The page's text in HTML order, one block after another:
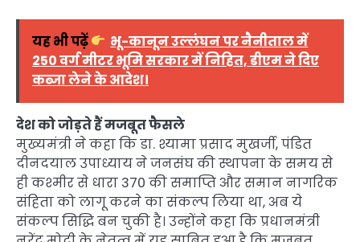
यह भी पढ़ें
भू-कानून उल्लंघन पर नैनीताल में
250 वर्ग मीटर भूमि सरकार में निहित, डीएम ने दिए
कब्जा लेने के आदेश।
देश को जोड़ते हैं मजबूत फैसले
मुख्यमंत्री ने कहा कि डा. श्यामा प्रसाद मुखर्जी, पंडित
दीनदयाल उपाध्याय ने जनसंघ की स्थापना के समय से
ही कश्मीर से धारा 370 की समाप्ति और समान नागरिक
संहिता को लागू करने का संकल्प लिया था, अब ये
संकल्प सिद्धि बन चुकी है। उन्होंने कहा कि प्रधानमंत्री